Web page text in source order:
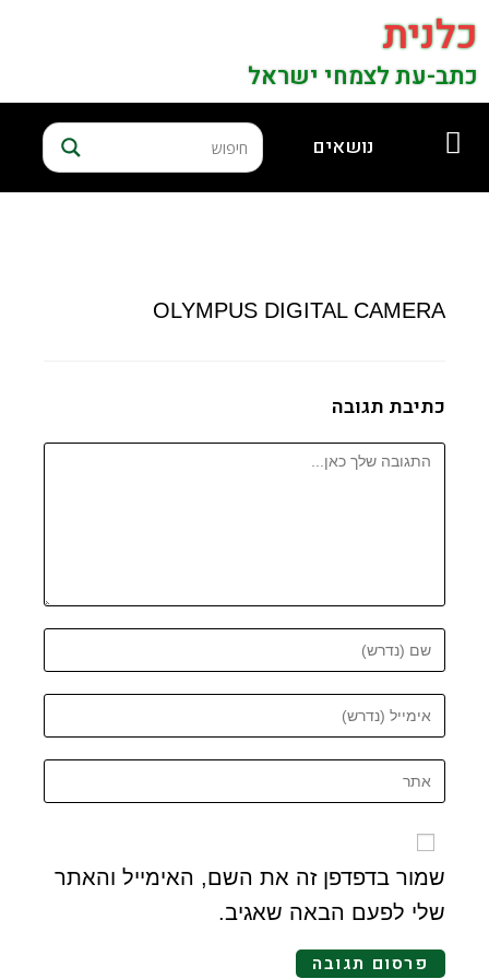
כלנית
כתב-עת לצמחי ישראל
נושאים
OLYMPUS DIGITAL CAMERA
כתיבת תגובה
שמור בדפדפן זה את השם, האימייל והאתר
שלי לפעם הבאה שאגיב.